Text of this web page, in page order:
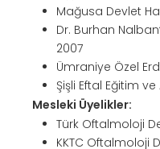
Mağusa Devlet
Dr. Burhan
2007
Ümraniye Özel
Şişli Eftal Eğitim
Mesleki Üyelikler:
Türk Oftalmoloji
KKTC Oftalmoloji